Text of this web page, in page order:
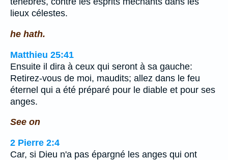
lieux célestes.
he hath.
Matthieu 25:41
Ensuite il dira à ceux qui seront à sa gauche:
Retirez-vous de moi, maudits; allez dans le feu
éternel qui a été préparé pour le diable et pour ses
anges.
See on
2 Pierre 2:4
Car, si Dieu n'a pas épargné les anges qui ont